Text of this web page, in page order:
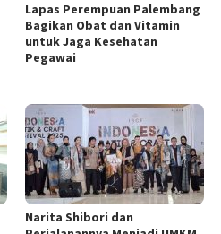
Lapas Perempuan Palembang
Bagikan Obat dan Vitamin
untuk Jaga Kesehatan
Pegawai
Narita Shibori dan